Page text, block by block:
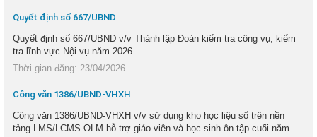
Quyết định số 667/UBND
Quyết định số 667/UBND v/v Thành lập Đoàn kiểm tra công vụ, kiểm
tra lĩnh vực Nội vụ năm 2026
Thời gian đăng: 23/04/2026
Công văn 1386/UBND-VHXH
Công văn 1386/UBND-VHXH v/v sử dụng kho học liệu số trên nền
tảng LMS/LCMS OLM hỗ trợ giáo viên và học sinh ôn tập cuối năm.